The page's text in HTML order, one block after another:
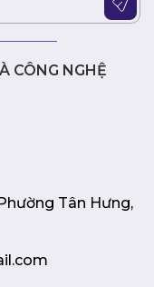
CÔNG NGHỆ
Tân Hưng,